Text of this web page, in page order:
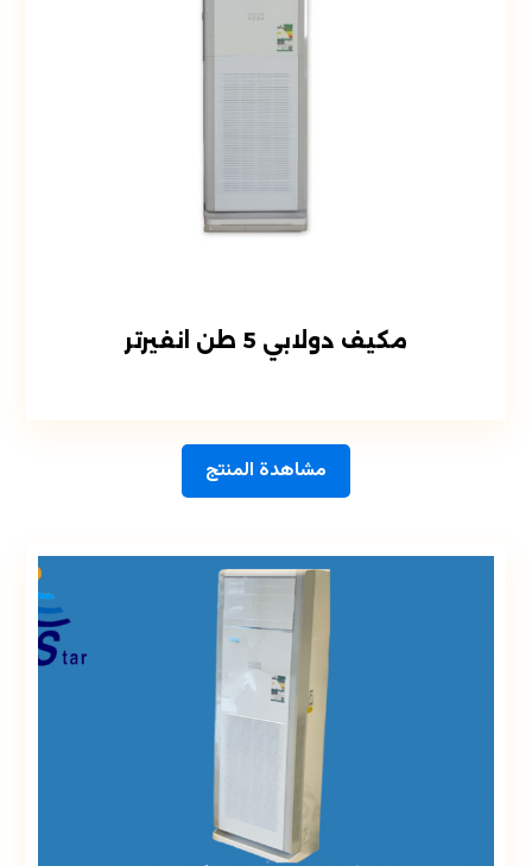
مكيف دولابي 5 طن انفيرتر
مشاهدة المنتج